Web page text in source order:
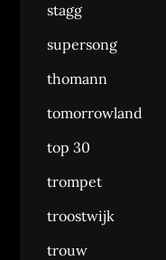
stagg
supersong
thomann
tomorrowland
top 30
trompet
troostwijk
trouw